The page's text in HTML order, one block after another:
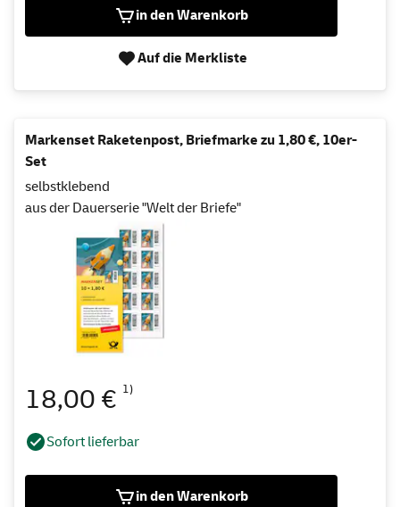
in den Warenkorb
Auf die Merkliste
Markenset Raketenpost, Briefmarke zu 1,80 €, 10er-
Set
selbstklebend
aus der Dauerserie "Welt der Briefe"
18,00 € 1)
Sofort lieferbar
in den Warenkorb